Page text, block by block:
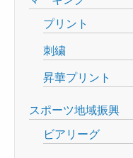
プリント
刺繍
昇華プリント
スポーツ地域振興
ビアリーグ